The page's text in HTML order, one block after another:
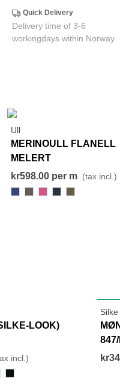
Quick Delivery
Delivery time of 3-6
workingdays within Norway.
Ull
MERINOULL FLANELL
MELERT
kr598.00 per m (tax incl.)
LOOK)
incl.)
Silke